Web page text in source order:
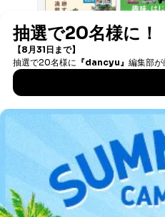
2023/03/31
2022/03/31
IN THE LIFE 外伝
ネコ･パブリッシング